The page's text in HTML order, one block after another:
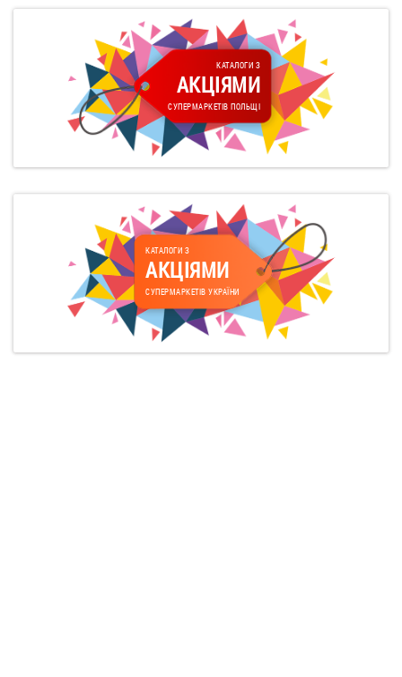
КАТАЛОГИ З
АКЦІЯМИ
СУПЕРМАРКЕТІВ ПОЛЬЩІ
КАТАЛОГИ З
АКЦІЯМИ
СУПЕРМАРКЕТІВ УКРАЇНИ